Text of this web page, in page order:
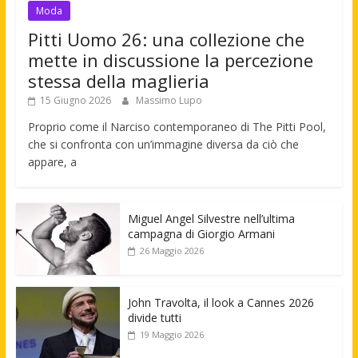
Moda
Pitti Uomo 26: una collezione che
mette in discussione la percezione
stessa della maglieria
15 Giugno 2026 Massimo Lupo
Proprio come il Narciso contemporaneo di The Pitti Pool,
che si confronta con un’immagine diversa da ciò che
appare, a
Miguel Angel Silvestre nell’ultima
campagna di Giorgio Armani
26 Maggio 2026
John Travolta, il look a Cannes 2026
divide tutti
19 Maggio 2026